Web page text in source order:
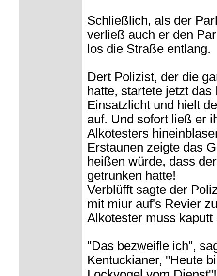
Schließlich, als der
verließ auch er den
los die Straße entlang.
Dert Polizist, der die
hatte, startete jetzt
Einsatzlicht und hielt
auf. Und sofort ließ er
Alkotesters
Erstaunen zeigte das
heißen würde, dass
getrunken hatte!
Verblüfft sagte der
mit miur auf's Revier
Alkotester muss kaputt
"Das bezweifle ich",
Kentuckianer, "Heute